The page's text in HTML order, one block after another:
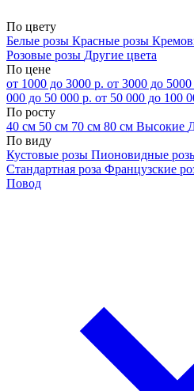
По цвету
Белые розы Красные розы
Розовые розы Другие цвета
По цене
от 1000 до 3000 р. от 3000 до 5000
000 до 50 000 р. от 50 000 до 100
По росту
40 см 50 см 70 см 80 см Высокие
По виду
Кустовые розы Пионовидные
Стандартная роза Французские
Повод